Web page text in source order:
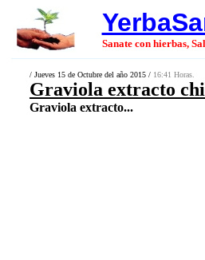
Sanate con hierbas,
/ Jueves 15 de Octubre del año 2015 / 16:41 Horas.
Graviola extracto
Graviola extracto...